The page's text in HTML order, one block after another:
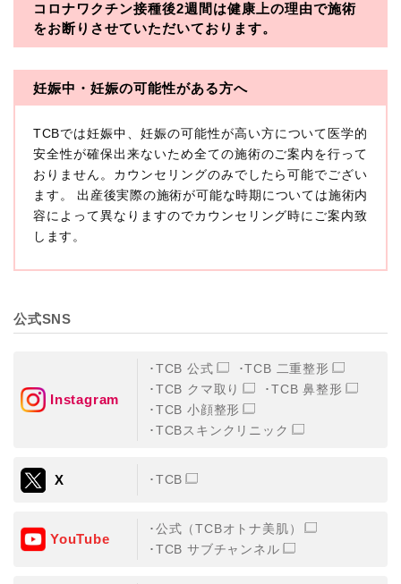
・一般社団法人メディカルアライアンス
・医療法人社団創彩会
本プライバシーポリシーにおいて「個人情報」とは、生
存する個人に関する情報であって、当該情報に含まれる
氏名、生年月日その他の記述等により特定の個人を識別
できるもの又は個人識別符号（個人情報保護委員会の政
令に準じます。）が含まれるものをいいます。
収集した患者様に関する情報には、単独のままでは特定
の個人を識別できない情報もありますが、他の情報と組
み合わせることにより特定の個人を識別できる場合、か
に扱うものとします。
TCBグループが【利用目的】に定める目的を達成するた
めに取得する情報には、次のものが含まれます（以下①
①TCBグループが患者様から取得する情報
・氏名、生年月日、メールアドレス、電話番号
②TCBグループが各種サービスの利用に関連して取得す
る情報
・患者様がご利用になった各種サービスの内容、ご利用
日時、閲覧履歴等に関連する情報
（これには、Cookie情報、アクセスログ等の利用状況に
コロナワクチン接種後2週間は健康上の理由で施術
をお断りさせていただいております。
妊娠中・妊娠の可能性がある方へ
TCBでは妊娠中、妊娠の可能性が高い方について医学的
安全性が確保出来ないため全ての施術のご案内を行って
おりません。カウンセリングのみでしたら可能でござい
ます。 出産後実際の施術が可能な時期については施術内
容によって異なりますのでカウンセリング時にご案内致
します。
公式SNS
Instagram
TCB 公式
TCB 二重整形
TCB クマ取り
TCB 鼻整形
TCB 小顔整形
TCBスキンクリニック
X TCB
YouTube
公式（TCBオトナ美肌）
TCB サブチャンネル